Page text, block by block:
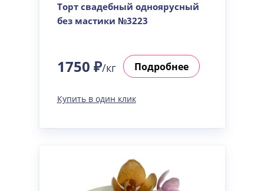
Торт свадебный одноярусный
без мастики №3223
1750 ₽/кг Подробнее
Купить в один клик